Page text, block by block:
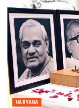
HARYANA